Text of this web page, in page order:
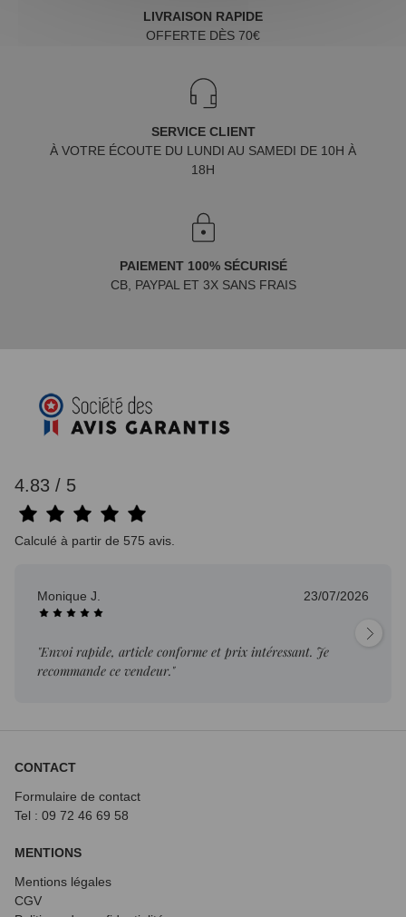
LIVRAISON RAPIDE
OFFERTE DÈS 70€
SERVICE CLIENT
À VOTRE ÉCOUTE DU LUNDI AU SAMEDI DE 10H À
18H
PAIEMENT 100% SÉCURISÉ
CB, PAYPAL ET 3X SANS FRAIS
4.83 / 5
Calculé à partir de 575 avis.
Monique J. 23/07/2026
"Envoi rapide, article conforme et prix intéressant. Je
recommande ce vendeur."
CONTACT
Formulaire de contact
Tel : 09 72 46 69 58
MENTIONS
Mentions légales
CGV